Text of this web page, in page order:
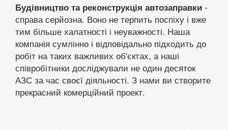
Будівництво та реконструкція автозаправки -
справа серйозна. Воно не терпить поспіху і вже
тим більше халатності і неуважності. Наша
компанія сумлінно і відповідально підходить до
робіт на таких важливих об'єктах, а наші
співробітники досліджували не один десяток
АЗС за час своєї діяльності. З нами ви створите
прекрасний комерційний проект.